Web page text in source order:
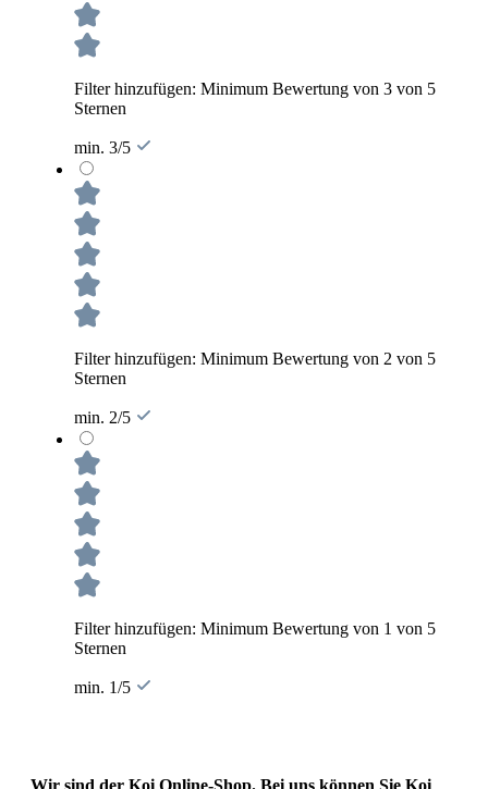
Filter hinzufügen: Minimum Bewertung von 3 von 5
Sternen
min. 3/5
Filter hinzufügen: Minimum Bewertung von 2 von 5
Sternen
min. 2/5
Filter hinzufügen: Minimum Bewertung von 1 von 5
Sternen
min. 1/5
Wir sind der Koi Online-Shop. Bei uns können Sie Koi